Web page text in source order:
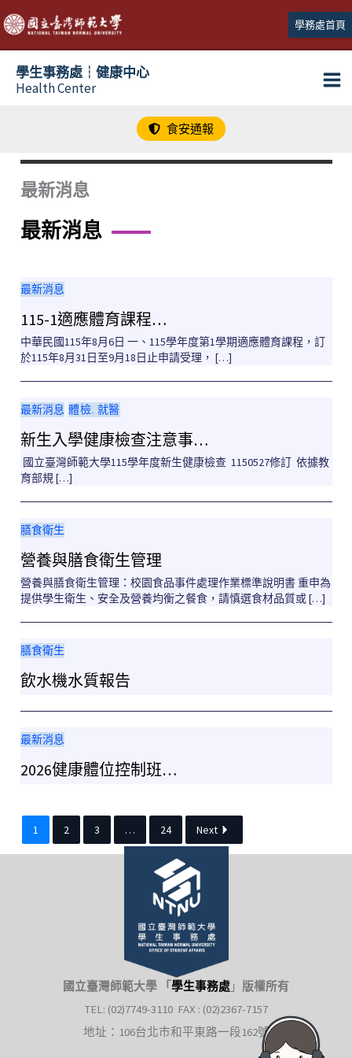
跳
至
主
學務處首頁
學生事務處┆健康中心
Health Center
食安通報
最新消息
最新消息
最新消息
115-1適應體育課程…
中華民國115年8月6日 一、115學年度第1學期適應體育課程，訂
於115年8月31日至9月18日止申請受理， […]
最新消息 體檢. 就醫
新生入學健康檢查注意事…
國立臺灣師範大學115學年度新生健康檢查 1150527修訂 依據教
育部規 […]
膳食衛生
營養與膳食衛生管理
營養與膳食衛生管理：校園食品事件處理作業標準說明書 重申為
提供學生衛生、安全及營養均衡之餐食，請慎選食材品質或 […]
膳食衛生
飲水機水質報告
最新消息
2026健康體位控制班…
1 2 3 … 24 Next
國立臺灣師範大學 「 學生事務處 」 版權所有
TEL: (02)7749-3110 FAX : (02)2367-7157
地址：106台北市和平東路一段162號